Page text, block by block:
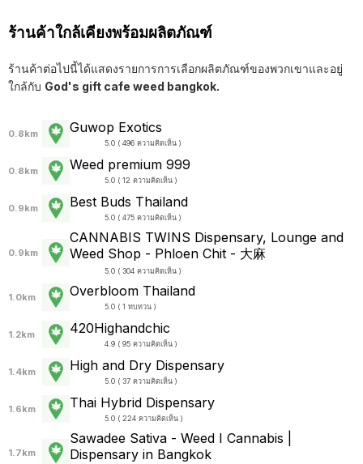
ร้านค้าใกล้เคียงพร้อมผลิตภัณฑ์
ร้านค้าต่อไปนี้ได้แสดงรายการการเลือกผลิตภัณฑ์ของพวกเขาและอยู่
ใกล้กับ God's gift cafe weed bangkok.
0.8km Guwop Exotics
5.0 ( 496 ความคิดเห็น )
0.8km Weed premium 999
5.0 ( 12 ความคิดเห็น )
0.9km Best Buds Thailand
5.0 ( 475 ความคิดเห็น )
0.9km
CANNABIS TWINS Dispensary, Lounge and
Weed Shop - Phloen Chit - 大麻
5.0 ( 304 ความคิดเห็น )
1.0km Overbloom Thailand
5.0 ( 1 ทบทวน )
1.2km 420Highandchic
4.9 ( 95 ความคิดเห็น )
1.4km High and Dry Dispensary
5.0 ( 37 ความคิดเห็น )
1.6km Thai Hybrid Dispensary
5.0 ( 224 ความคิดเห็น )
1.7km
Sawadee Sativa - Weed I Cannabis |
Dispensary in Bangkok